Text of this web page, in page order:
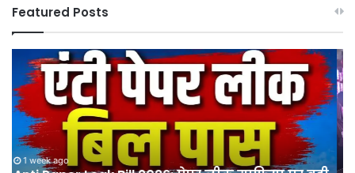
Featured Posts
Sawan
2026:
गुरु
पूर्णिमा
श्रावण
मास
हर
घर
हर